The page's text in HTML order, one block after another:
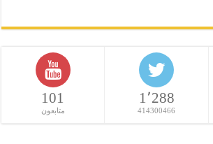
1٬288
414300466
101
متابعون